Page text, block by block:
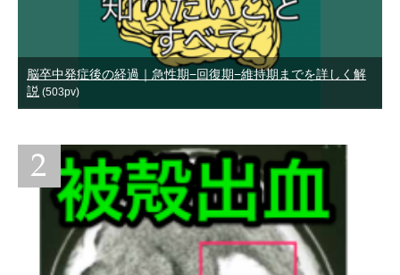
脳卒中発症後の経過｜急性期−回復期−維持期までを詳しく解
説 (503pv)